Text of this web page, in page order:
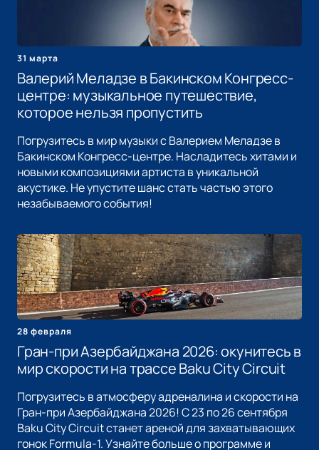
31 марта
Валерий Меладзе в Бакинском Конгресс-
центре: музыкальное путешествие,
которое нельзя пропустить
Погрузитесь в мир музыки с Валерием Меладзе в
Бакинском Конгресс-центре. Насладитесь хитами и
новыми композициями артиста в уникальной
акустике. Не упустите шанс стать частью этого
незабываемого события!
28 февраля
Гран-при Азербайджана 2026: окунитесь в
мир скорости на трассе Baku City Circuit
Погрузитесь в атмосферу адреналина и скорости на
Гран-при Азербайджана 2026! С 23 по 26 сентября
Baku City Circuit станет ареной для захватывающих
гонок Formula-1. Узнайте больше о программе и